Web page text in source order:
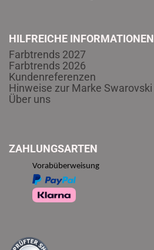
HILFREICHE INFORMATIONEN
Farbtrends 2027
Farbtrends 2026
Kundenreferenzen
Hinweise zur Marke Swarovski
Über uns
ZAHLUNGSARTEN
Vorabüberweisung